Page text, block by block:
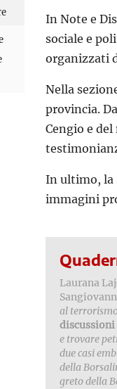
In Note e
sociale e
organizzati
Nella
provincia.
Cengio e
In ultimo, la
immagini
Laurana
al
discussioni
e trovare
due casi
della
greto della